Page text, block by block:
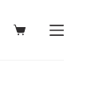
Carro